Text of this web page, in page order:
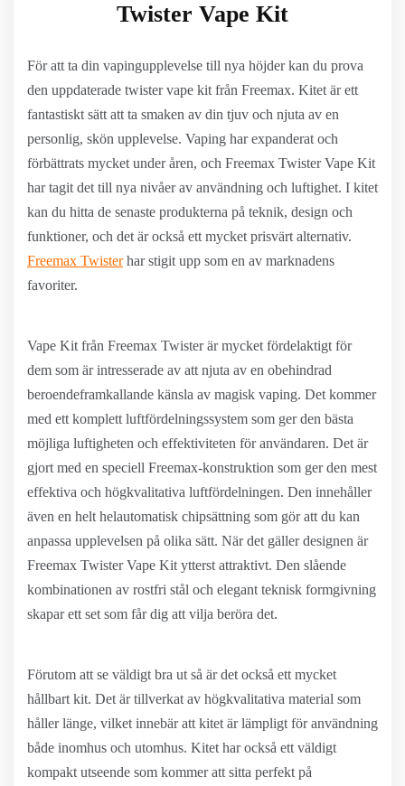
Twister Vape Kit
För att ta din vapingupplevelse till nya höjder kan du prova
den uppdaterade twister vape kit från Freemax. Kitet är ett
fantastiskt sätt att ta smaken av din tjuv och njuta av en
personlig, skön upplevelse. Vaping har expanderat och
förbättrats mycket under åren, och Freemax Twister Vape Kit
har tagit det till nya nivåer av användning och luftighet. I kitet
kan du hitta de senaste produkterna på teknik, design och
funktioner, och det är också ett mycket prisvärt alternativ.
Freemax Twisterhar stigit upp som en av marknadens
favoriter.
Vape Kit från Freemax Twister är mycket fördelaktigt för
dem som är intresserade av att njuta av en obehindrad
beroendeframkallande känsla av magisk vaping. Det kommer
med ett komplett luftfördelningssystem som ger den bästa
möjliga luftigheten och effektiviteten för användaren. Det är
gjort med en speciell Freemax-konstruktion som ger den mest
effektiva och högkvalitativa luftfördelningen. Den innehåller
även en helt helautomatisk chipsättning som gör att du kan
anpassa upplevelsen på olika sätt. När det gäller designen är
Freemax Twister Vape Kit ytterst attraktivt. Den slående
kombinationen av rostfri stål och elegant teknisk formgivning
skapar ett set som får dig att vilja beröra det.
Förutom att se väldigt bra ut så är det också ett mycket
hållbart kit. Det är tillverkat av högkvalitativa material som
håller länge, vilket innebär att kitet är lämpligt för användning
både inomhus och utomhus. Kitet har också ett väldigt
kompakt utseende som kommer att sitta perfekt på